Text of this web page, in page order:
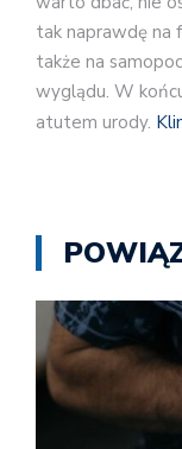
tak naprawdę na
także na
wyglądu. W
atutem urody.